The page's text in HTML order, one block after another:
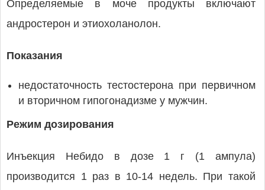
Определяемые в моче продукты включают
андростерон и этиохоланолон.
Показания
недостаточность тестостерона при первичном
и вторичном гипогонадизме у мужчин.
Режим дозирования
Инъекция Небидо в дозе 1 г (1 ампула)
производится 1 раз в 10-14 недель. При такой